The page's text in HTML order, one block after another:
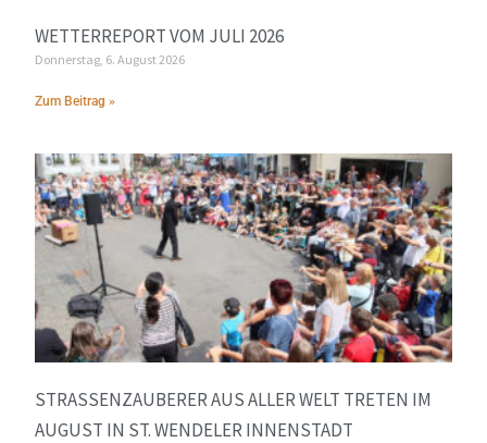
WETTERREPORT VOM JULI 2026
Donnerstag, 6. August 2026
Zum Beitrag »
STRASSENZAUBERER AUS ALLER WELT TRETEN IM A
UGUST IN ST. WENDELER INNENSTADT G